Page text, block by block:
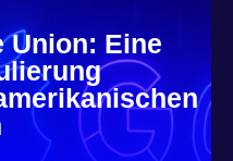
Union: Eine